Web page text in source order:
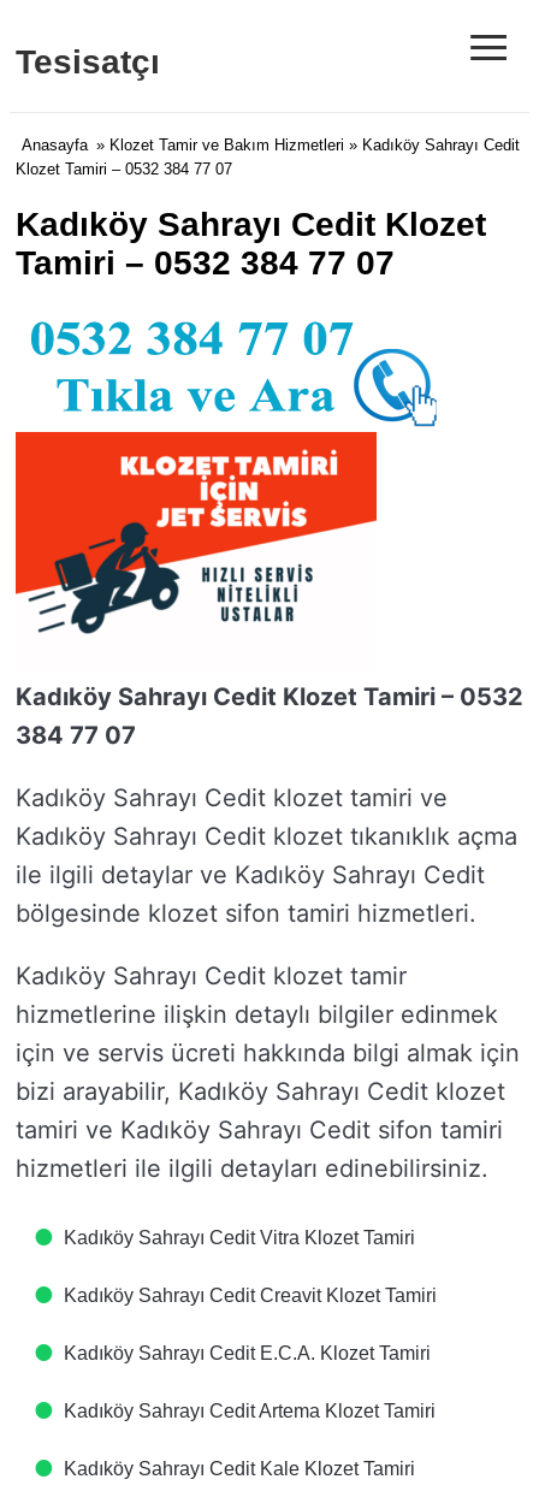
Tesisatçı ≡
Anasayfa » Klozet Tamir ve Bakım Hizmetleri » Kadıköy Sahrayı Cedit
Klozet Tamiri – 0532 384 77 07
Kadıköy Sahrayı Cedit Klozet
Tamiri – 0532 384 77 07
Kadıköy Sahrayı Cedit Klozet Tamiri – 0532
384 77 07
Kadıköy Sahrayı Cedit klozet tamiri ve
Kadıköy Sahrayı Cedit klozet tıkanıklık açma
ile ilgili detaylar ve Kadıköy Sahrayı Cedit
bölgesinde klozet sifon tamiri hizmetleri.
Kadıköy Sahrayı Cedit klozet tamir
hizmetlerine ilişkin detaylı bilgiler edinmek
için ve servis ücreti hakkında bilgi almak için
bizi arayabilir, Kadıköy Sahrayı Cedit klozet
tamiri ve Kadıköy Sahrayı Cedit sifon tamiri
hizmetleri ile ilgili detayları edinebilirsiniz.
Kadıköy Sahrayı Cedit Vitra Klozet Tamiri
Kadıköy Sahrayı Cedit Creavit Klozet Tamiri
Kadıköy Sahrayı Cedit E.C.A. Klozet Tamiri
Kadıköy Sahrayı Cedit Artema Klozet Tamiri
Kadıköy Sahrayı Cedit Kale Klozet Tamiri